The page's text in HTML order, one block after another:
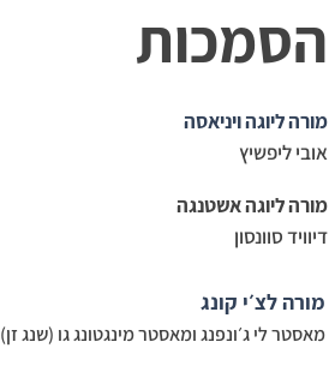
הסמכות
מורה ליוגה ויניאסה
אובי ליפשיץ
מורה ליוגה אשטנגה
דיוויד סוונסון
מורה לצ׳י קונג
מאסטר לי ג׳ונפנג ומאסטר מינגטונג גו (שנג זן)